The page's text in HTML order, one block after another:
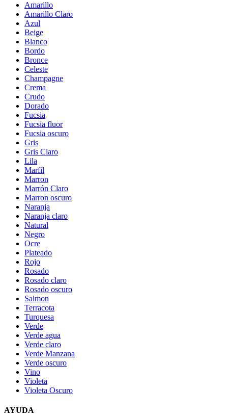
Amarillo
Amarillo Claro
Azul
Beige
Blanco
Bordo
Bronce
Celeste
Champagne
Crema
Crudo
Dorado
Fucsia
Fucsia fluor
Fucsia oscuro
Gris
Gris Claro
Lila
Marfil
Marron
Marrón Claro
Marron oscuro
Naranja
Naranja claro
Natural
Negro
Ocre
Plateado
Rojo
Rosado
Rosado claro
Rosado oscuro
Salmon
Terracota
Turquesa
Verde
Verde agua
Verde claro
Verde Manzana
Verde oscuro
Vino
Violeta
Violeta Oscuro
AYUDA